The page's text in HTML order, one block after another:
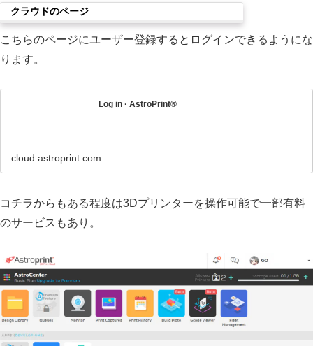
クラウドのページ
こちらのページにユーザー登録するとログインできるようにな
ります。
Log in · AstroPrint®
cloud.astroprint.com
コチラからもある程度は3Dプリンターを操作可能で一部有料
のサービスもあり。